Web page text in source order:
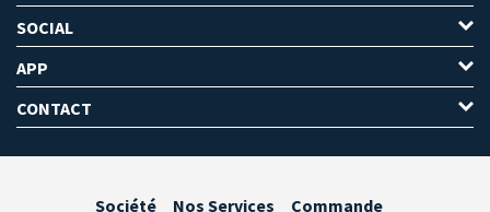
SOCIAL
APP
CONTACT
Société Nos Services Commande